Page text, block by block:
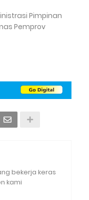
Pimpinan
Pemprov
bekerja keras
kami